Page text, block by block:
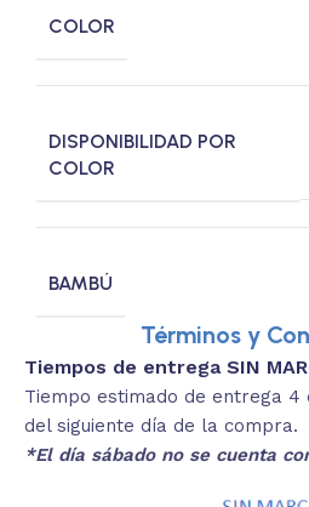
COLOR
DISPONIBILIDAD POR
COLOR
BAMBÚ
Términos y
Tiempos de entrega SIN
Tiempo estimado de entrega
del siguiente día de la compra.
*El día sábado no se cuenta